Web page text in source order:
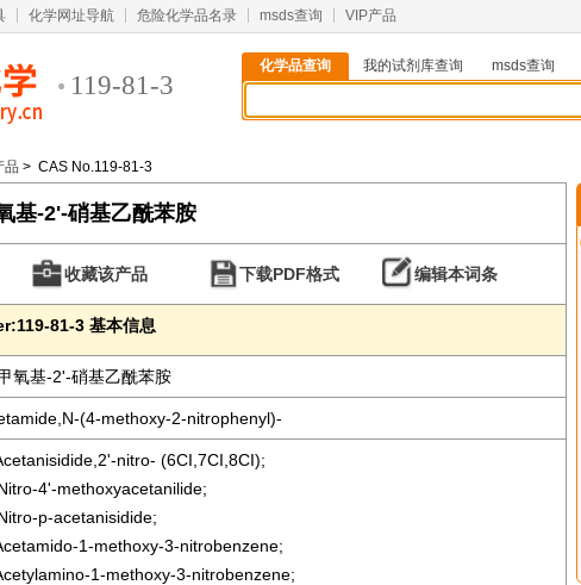
化学网址导航 危险化学品名录 msds查询 VIP产品
119-81-3
化学品查询 我的试剂库查询 msds查询
品 > CAS No.119-81-3
基-2'-硝基乙酰苯胺
收藏该产品 下载PDF格式 编辑本词条
81-3 基本信息
氧基-2'-硝基乙酰苯胺
(4-methoxy-2-nitrophenyl)-
nitro- (6CI,7CI,8CI);
4'-methoxyacetanilide;
p-acetanisidide;
1-methoxy-3-nitrobenzene;
1-methoxy-3-nitrobenzene;